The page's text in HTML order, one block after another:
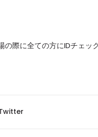
の際に全ての方にIDチェッ